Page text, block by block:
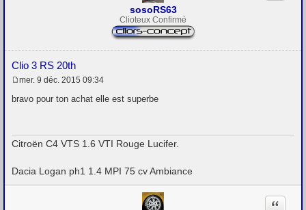
sosoRS63
Clioteux Confirmé
Clio 3 RS 20th
e
g
e
mer. 9 déc. 2015 09:34
bravo pour ton achat elle est superbe
Citroën C4 VTS 1.6 VTI Rouge Lucifer.
Dacia Logan ph1 1.4 MPI 75 cv Ambiance
Citation